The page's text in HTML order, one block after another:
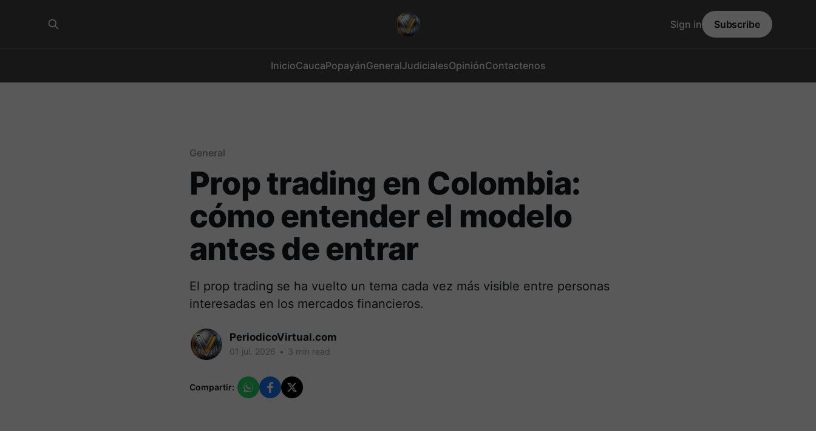
InicioCaucaPopayánGeneralJudicialesOpiniónContactenos
Sign in Subscribe
General
Prop trading en Colombia:
cómo entender el modelo
antes de entrar
El prop trading se ha vuelto un tema cada vez más visible entre personas
interesadas en los mercados financieros.
PeriodicoVirtual.com
01 jul. 2026 • 3 min read
Compartir: